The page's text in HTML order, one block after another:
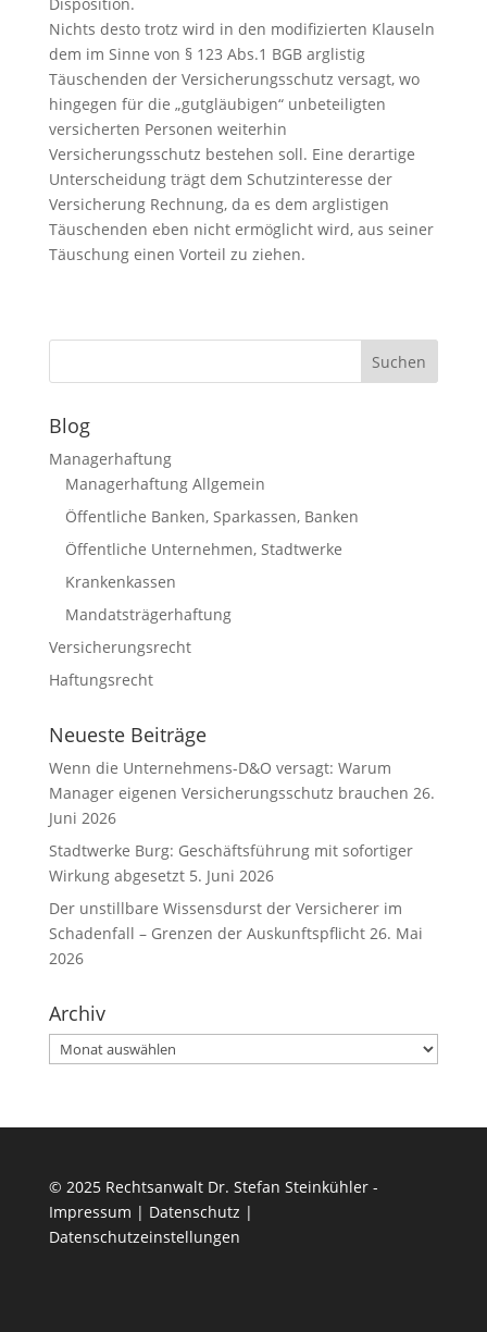
Nichts desto trotz wird in den modifizierten Klauseln
dem im Sinne von § 123 Abs.1 BGB arglistig
Täuschenden der Versicherungsschutz versagt, wo
hingegen für die „gutgläubigen“ unbeteiligten
versicherten Personen weiterhin
Versicherungsschutz bestehen soll. Eine derartige
Unterscheidung trägt dem Schutzinteresse der
Versicherung Rechnung, da es dem arglistigen
Täuschenden eben nicht ermöglicht wird, aus seiner
Täuschung einen Vorteil zu ziehen.
Blog
Managerhaftung
Managerhaftung Allgemein
Öffentliche Banken, Sparkassen, Banken
Öffentliche Unternehmen, Stadtwerke
Krankenkassen
Mandatsträgerhaftung
Versicherungsrecht
Haftungsrecht
Neueste Beiträge
Wenn die Unternehmens-D&O versagt: Warum
Manager eigenen Versicherungsschutz brauchen 26.
Juni 2026
Stadtwerke Burg: Geschäftsführung mit sofortiger
Wirkung abgesetzt 5. Juni 2026
Der unstillbare Wissensdurst der Versicherer im
Schadenfall – Grenzen der Auskunftspflicht 26. Mai
2026
Archiv
Archiv
© 2025 Rechtsanwalt Dr. Stefan Steinkühler -
Impressum | Datenschutz |
Datenschutzeinstellungen